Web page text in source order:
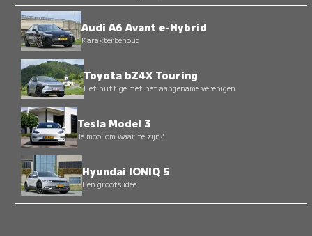
Audi A6 Avant e-Hybrid
Karakterbehoud
Toyota bZ4X Touring
Het nuttige met het aangename verenigen
Tesla Model 3
Te mooi om waar te zijn?
Hyundai IONIQ 5
Een groots idee